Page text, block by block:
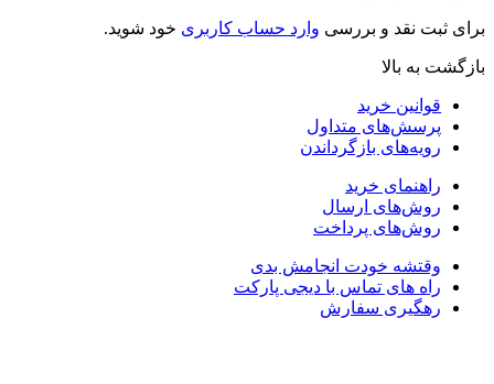
برای ثبت نقد و بررسی وارد حساب کاربری خود شوید.
بازگشت به بالا
قوانین خرید
پرسش‌های متداول
رویه‌های بازگرداندن
راهنمای خرید
روش‌های ارسال
روش‌های پرداخت
وقتشه خودت انجامش بدی
راه های تماس با دیجی پارکت
رهگیری سفارش